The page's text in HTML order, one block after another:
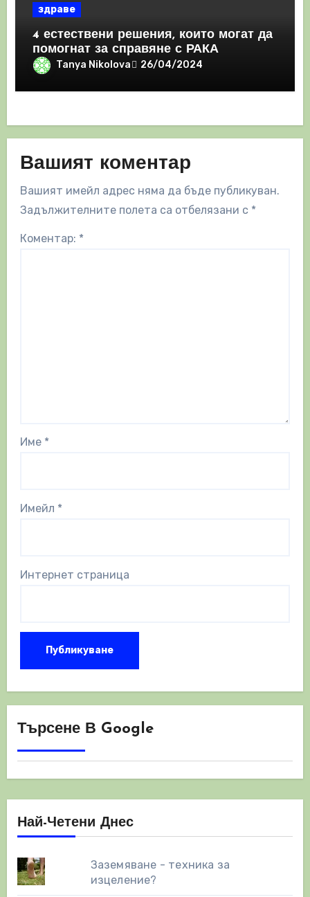
здраве
4 естествени решения, които могат да
помогнат за справяне с РАКА
Tanya Nikolova 26/04/2024
Вашият коментар
Вашият имейл адрес няма да бъде публикуван.
Задължителните полета са отбелязани с *
Коментар: *
Име *
Имейл *
Интернет страница
Търсене В Google
Най-Четени Днес
Заземяване - техника за
изцеление?